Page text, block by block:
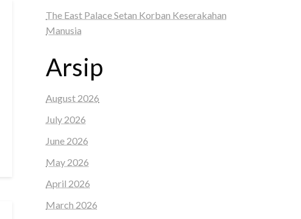
The East Palace Setan Korban Keserakahan
Manusia
Arsip
August 2026
July 2026
June 2026
May 2026
April 2026
March 2026